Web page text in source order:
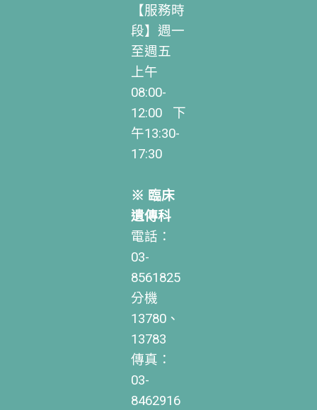
【服務時
段】週一
至週五
上午
08:00-
12:00 下
午13:30-
17:30
※ 臨床
遺傳科
電話：
03-
8561825
分機
13780、
13783
傳真：
03-
8462916